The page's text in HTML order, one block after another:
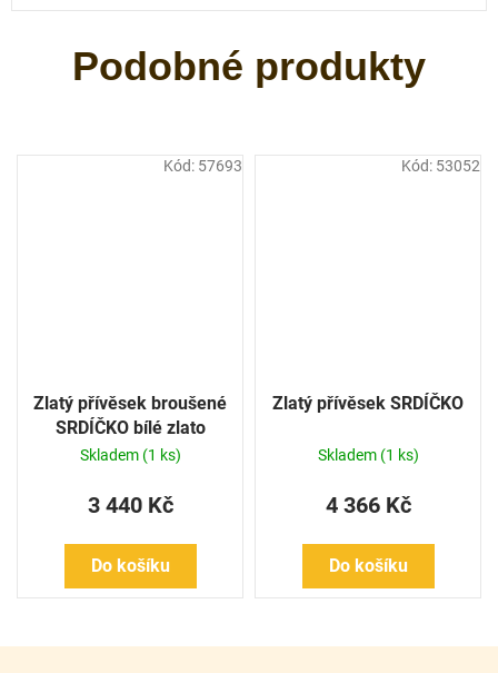
Zlatý přívěsek broušené
SRDÍČKO bílé zlato
Skladem (1 ks)
3 440 Kč
Do košíku
Kód: 57693
Zlatý přívěsek SRDÍČKO
Skladem (1 ks)
4 366 Kč
Do košíku
Kód: 53052